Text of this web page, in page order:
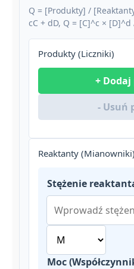
Q = [Produkty] /
cC + dD, Q = [C]^c ×
Produkty (Liczniki)
+
- Usuń
Reaktanty (Mianowniki)
Stężenie
Moc